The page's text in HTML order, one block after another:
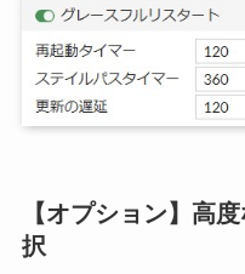
【オプション】高
択